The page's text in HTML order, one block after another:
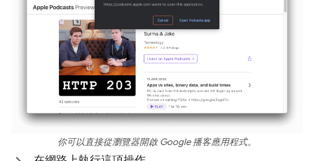
你可以直接從瀏覽器開啟 Google 播客應用程式。